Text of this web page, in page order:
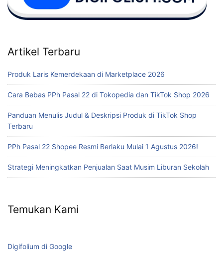
Artikel Terbaru
Produk Laris Kemerdekaan di Marketplace 2026
Cara Bebas PPh Pasal 22 di Tokopedia dan TikTok Shop 2026
Panduan Menulis Judul & Deskripsi Produk di TikTok Shop
Terbaru
PPh Pasal 22 Shopee Resmi Berlaku Mulai 1 Agustus 2026!
Strategi Meningkatkan Penjualan Saat Musim Liburan Sekolah
Temukan Kami
Digifolium di Google